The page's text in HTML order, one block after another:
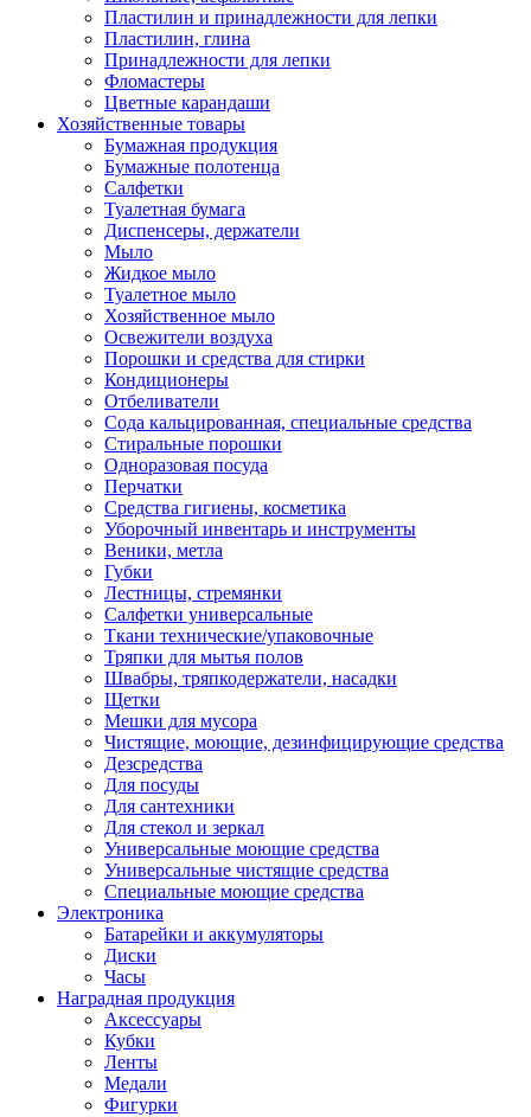
Пластилин и принадлежности для лепки
Пластилин, глина
Принадлежности для лепки
Фломастеры
Цветные карандаши
Хозяйственные товары
Бумажная продукция
Бумажные полотенца
Салфетки
Туалетная бумага
Диспенсеры, держатели
Мыло
Жидкое мыло
Туалетное мыло
Хозяйственное мыло
Освежители воздуха
Порошки и средства для стирки
Кондиционеры
Отбеливатели
Сода кальцированная, специальные средства
Стиральные порошки
Одноразовая посуда
Перчатки
Средства гигиены, косметика
Уборочный инвентарь и инструменты
Веники, метла
Губки
Лестницы, стремянки
Салфетки универсальные
Ткани технические/упаковочные
Тряпки для мытья полов
Швабры, тряпкодержатели, насадки
Щетки
Мешки для мусора
Чистящие, моющие, дезинфицирующие средства
Дезсредства
Для посуды
Для сантехники
Для стекол и зеркал
Универсальные моющие средства
Универсальные чистящие средства
Специальные моющие средства
Электроника
Батарейки и аккумуляторы
Диски
Часы
Наградная продукция
Аксессуары
Кубки
Ленты
Медали
Фигурки